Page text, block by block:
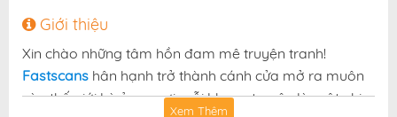
Giới thiệu
Xin chào những tâm hồn đam mê truyện tranh!
Fastscans hân hạnh trở thành cánh cửa mở ra muôn
vàn thế giới kỳ ảo — nơi mỗi khung truyện là một nhịp
Xem Thêm